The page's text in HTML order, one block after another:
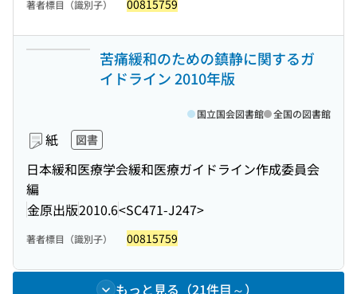
著者標目（識別子） 00815759
苦痛緩和のための鎮静に関するガ
イドライン 2010年版
紙 図書
日本緩和医療学会緩和医療ガイドライン作成委員会
編
金原出版2010.6<SC471-J247>
国立国会図書館 全国の図書館
著者標目（識別子） 00815759
もっと見る（21件目～）